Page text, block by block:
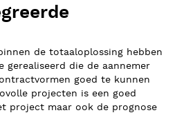
de totaaloplossing hebben
gerealiseerd die de aannemer
goed te kunnen
projecten is een goed
project maar ook de prognose